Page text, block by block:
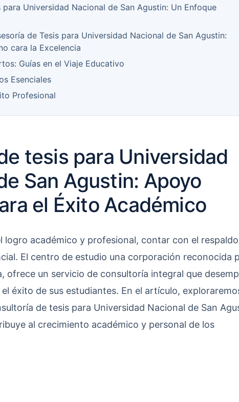
para Universidad Nacional de San Agustin: Un Enfoque
de Tesis para Universidad Nacional de San Agustin:
cara la Excelencia
Guías en el Viaje Educativo
Esenciales
Profesional
tesis para Universidad
San Agustin: Apoyo
el Éxito Académico
logro académico y profesional, contar con el respaldo
El centro de estudio una corporación reconocida
ofrece un servicio de consultoría integral que
éxito de sus estudiantes. En el artículo,
de tesis para Universidad Nacional de San
al crecimiento académico y personal de los